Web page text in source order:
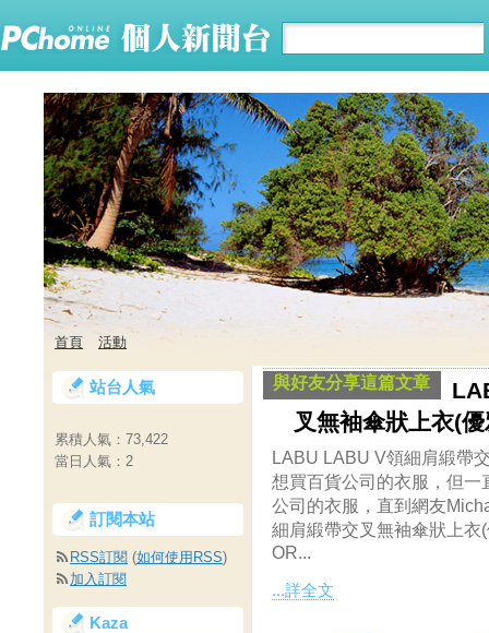
首頁 活動
與好友分享這篇文章
叉無袖傘狀上衣(
LABU LABU V領細肩緞帶
想買百貨公司的衣服，但
公司的衣服，直到網友
細肩緞帶交叉無袖傘狀上
OR...
...詳全文
站台人氣
累積人氣： 73,422
當日人氣： 2
訂閱本站
RSS訂閱 (如何使用RSS)
加入訂閱
Kaza